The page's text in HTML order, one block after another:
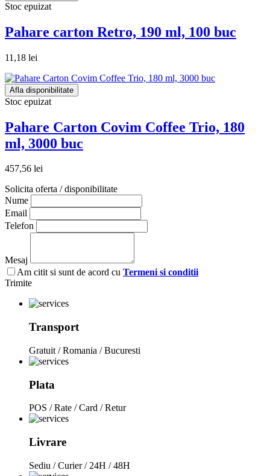
Stoc epuizat
Pahare carton Retro, 190 ml, 100 buc
11,18 lei
Afla disponibilitate
Stoc epuizat
Pahare Carton Covim Coffee Trio, 180
ml, 3000 buc
457,56 lei
Solicita oferta / disponibilitate
Nume
Email
Telefon
Mesaj
Am citit si sunt de acord cu Termeni si conditii
Trimite
Transport
Gratuit / Romania / Bucuresti
Plata
POS / Rate / Card / Retur
Livrare
Sediu / Curier / 24H / 48H